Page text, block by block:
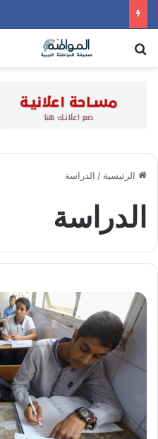
الرئيسية / الدراسة
الدراسة